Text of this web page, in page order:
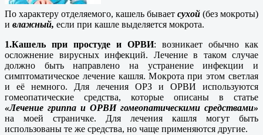
По характеру отделяемого, кашель бывает сухой (без мокроты)
и влажный, если при кашле выделяется мокрота.
1.Кашель при простуде и ОРВИ: возникает обычно как
осложнение вирусных инфекций. Лечение в таком случае
должно быть направлено на устранение инфекции и
симптоматическое лечение кашля. Мокрота при этом светлая
и её немного. Для лечения ОРЗ и ОРВИ используются
гомеопатические средства, которые описаны в статье
«Лечение гриппа и ОРВИ гомеопатическими средствами»
на моей страничке. Для лечения кашля могут быть
использованы те же средства, но чаще применяются другие.